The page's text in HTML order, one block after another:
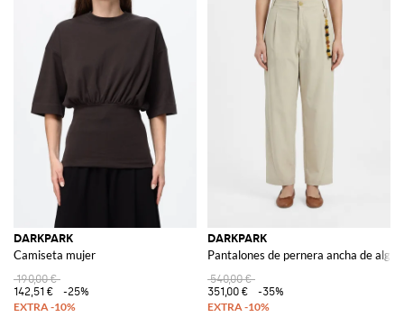
DARKPARK
Camiseta mujer
190,00 €
142,51 €
-25%
DARKPARK
Pantalones de pernera ancha de
540,00 €
351,00 €
-35%